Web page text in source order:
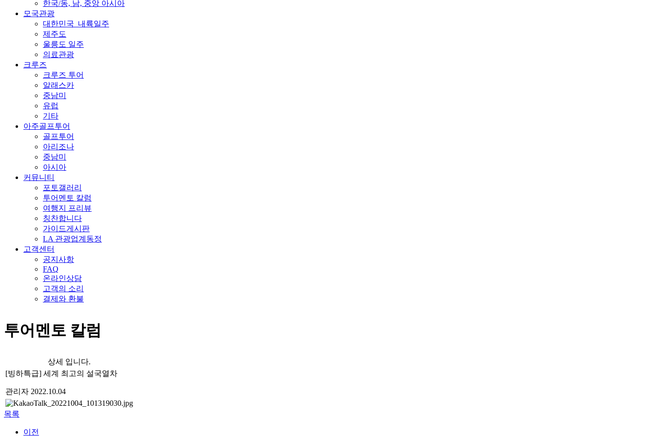
한국/동, 남, 중앙 아시아
모국관광
대한민국_내륙일주
제주도
울릉도 일주
의료관광
크루즈
크루즈 투어
알래스카
중남미
유럽
기타
아주골프투어
골프투어
아리조나
중남미
아시아
커뮤니티
포토갤러리
투어멘토 칼럼
여행지 프리뷰
칭찬합니다
가이드게시판
LA 관광업계동정
고객센터
공지사항
FAQ
온라인상담
고객의 소리
결제와 환불
투어멘토 칼럼
상세 입니다.
[빙하특급] 세계 최고의 설국열차
관리자 2022.10.04
목록
이전